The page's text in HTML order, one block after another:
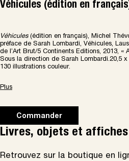
Véhicules (édition en
Véhicules(édition en français), Michel
préface de Sarah Lombardi, Véhicules,
de l’Art Brut/5 Continents Editions, 2013, «
Sous la direction de Sarah Lombardi.20,5 x
130 illustrations couleur.
Plus
Commander
Livres, objets et affiches
Retrouvez sur la boutique en